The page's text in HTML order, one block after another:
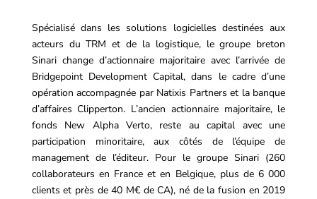
Spécialisé dans les solutions logicielles destinées aux
acteurs du TRM et de la logistique, le groupe breton
Sinari change d’actionnaire majoritaire avec l’arrivée de
Bridgepoint Development Capital, dans le cadre d’une
opération accompagnée par Natixis Partners et la banque
d’affaires Clipperton. L’ancien actionnaire majoritaire, le
fonds New Alpha Verto, reste au capital avec une
participation minoritaire, aux côtés de l’équipe de
management de l’éditeur. Pour le groupe Sinari (260
collaborateurs en France et en Belgique, plus de 6 000
clients et près de 40 M€ de CA), né de la fusion en 2019